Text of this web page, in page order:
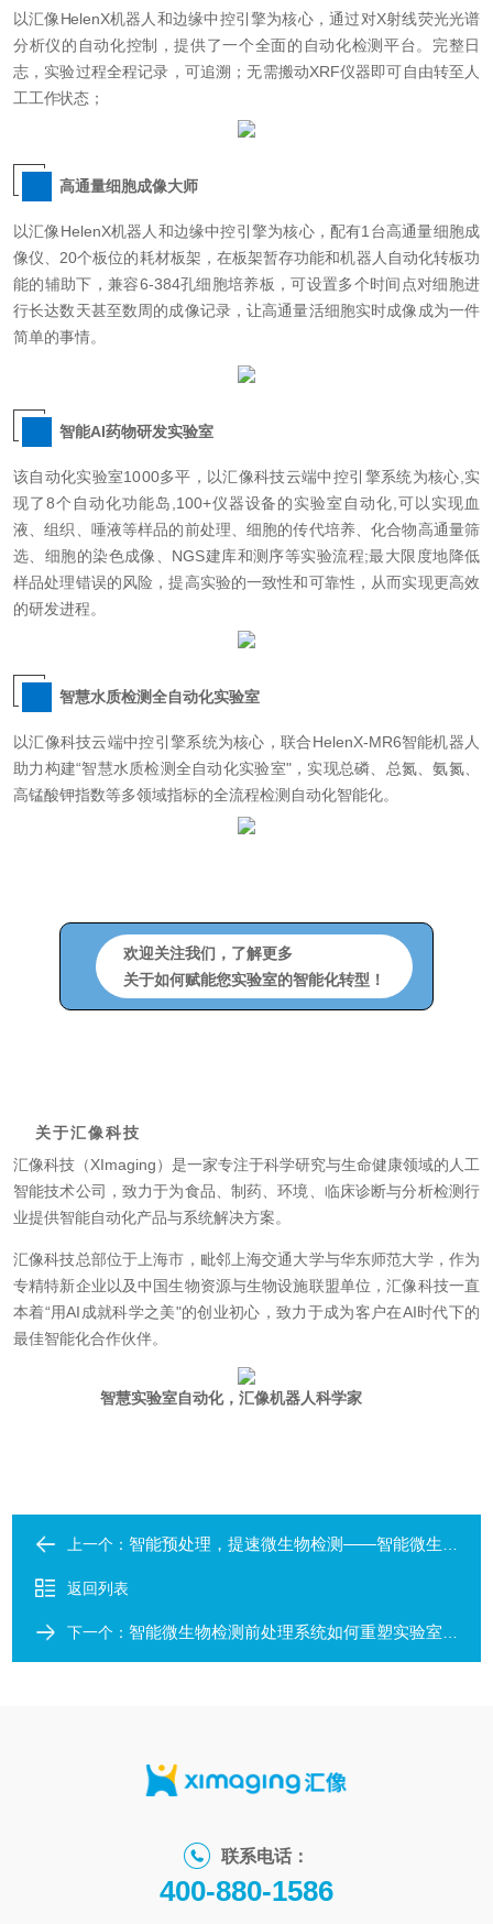
以汇像HelenX机器人和边缘中控引擎为核心，通过对X射线荧光光谱
分析仪的自动化控制，提供了一个全面的自动化检测平台。完整日
志，实验过程全程记录，可追溯；无需搬动XRF仪器即可自由转至人
工工作状态；
高通量细胞成像大师
以汇像HelenX机器人和边缘中控引擎为核心，配有1台高通量细胞成
像仪、20个板位的耗材板架，在板架暂存功能和机器人自动化转板功
能的辅助下，兼容6-384孔细胞培养板，可设置多个时间点对细胞进
行长达数天甚至数周的成像记录，让高通量活细胞实时成像成为一件
简单的事情。
智能AI药物研发实验室
该自动化实验室1000多平，以汇像科技云端中控引擎系统为核心,实
现了8个自动化功能岛,100+仪器设备的实验室自动化,可以实现血
液、组织、唾液等样品的前处理、细胞的传代培养、化合物高通量筛
选、细胞的染色成像、NGS建库和测序等实验流程;最大限度地降低
样品处理错误的风险，提高实验的一致性和可靠性，从而实现更高效
的研发进程。
智慧水质检测全自动化实验室
以汇像科技云端中控引擎系统为核心，联合HelenX-MR6智能机器人
助力构建“智慧水质检测全自动化实验室"，实现总磷、总氮、氨氮、
高锰酸钾指数等多领域指标的全流程检测自动化智能化。
欢迎关注我们， 了解更多
关于如何赋能您实验室的智能化转型！
关于汇像科技
汇像科技（XImaging）是一家专注于科学研究与生命健康领域的人工
智能技术公司，致力于为食品、制药、环境、临床诊断与分析检测行
业提供智能自动化产品与系统解决方案。
汇像科技总部位于上海市，毗邻上海交通大学与华东师范大学，作为
专精特新企业以及中国生物资源与生物设施联盟单位，汇像科技一直
本着“用AI成就科学之美"的创业初心，致力于成为客户在AI时代下的
最佳智能化合作伙伴。
智慧实验室自动化，汇像机器人科学家
上一个： 智能预处理，提速微生物检测——智能微生物检测前处理系统焕新体验
返回列表
下一个： 智能微生物检测前处理系统如何重塑实验室工作流程？
联系电话：
400-880-1586